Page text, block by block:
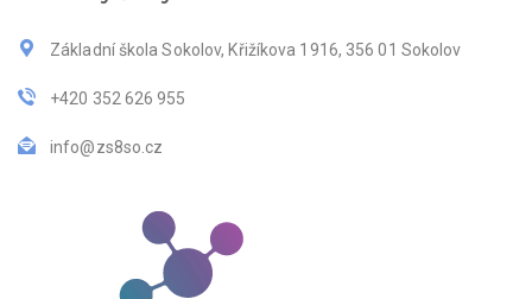
Základní škola Sokolov, Křižíkova 1916, 356 01 Sokolov
+420 352 626 955
info@zs8so.cz